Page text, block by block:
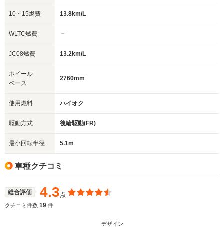
10・15燃費 13.8km/L
WLTC燃費 －
JC08燃費 13.2km/L
ホイール
ベース
2760mm
使用燃料 ハイオク
駆動方式 後輪駆動(FR)
最小回転半径 5.1m
車種クチコミ
総合評価 4.3点
クチコミ件数 19 件
デザイン